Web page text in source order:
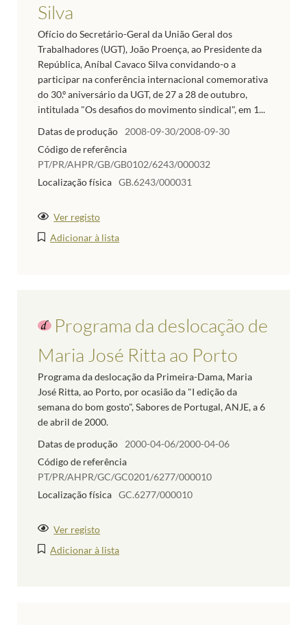
Silva
Ofício do Secretário-Geral da União Geral dos
Trabalhadores (UGT), João Proença, ao Presidente da
República, Aníbal Cavaco Silva convidando-o a
participar na conferência internacional comemorativa
do 30.º aniversário da UGT, de 27 a 28 de outubro,
intitulada "Os desafios do movimento sindical", em 1...
Datas de produção
2008-09-30/2008-09-30
Código de referência
PT/PR/AHPR/GB/GB0102/6243/000032
Localização física GB.6243/000031
Ver registo
Adicionar à lista
Programa da deslocação de
Maria José Ritta ao Porto
Programa da deslocação da Primeira-Dama, Maria
José Ritta, ao Porto, por ocasião da "I edição da
semana do bom gosto", Sabores de Portugal, ANJE, a 6
de abril de 2000.
Datas de produção
2000-04-06/2000-04-06
Código de referência
PT/PR/AHPR/GC/GC0201/6277/000010
Localização física GC.6277/000010
Ver registo
Adicionar à lista